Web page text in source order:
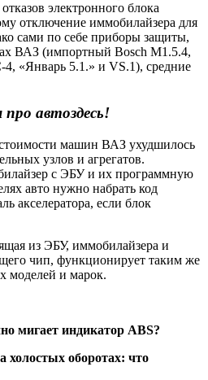
электронного блока
отключение иммобилайзера для
сами по себе приборы защиты,
ВАЗ (импортный Bosch M1.5.4,
«Январь 5.1.» и VS.1), средние
про автоздесь!
машин ВАЗ ухудшилось
узлов и агрегатов.
с ЭБУ и их программную
авто нужно набрать код
акселератора, если блок
из ЭБУ, иммобилайзера и
чип, функционирует таким же
моделей и марок.
мигает индикатор ABS?
холостых оборотах: что